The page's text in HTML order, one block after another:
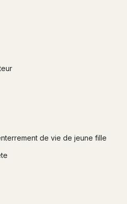
de vie de jeune fille